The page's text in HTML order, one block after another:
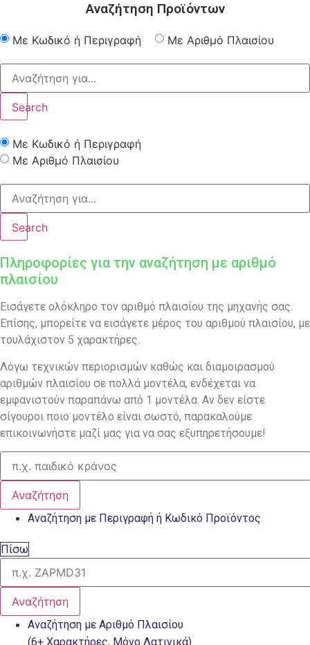
Αναζήτηση Προϊόντων
Με Κωδικό ή Περιγραφή Με Αριθμό Πλαισίου
Search
Με Κωδικό ή Περιγραφή
Με Αριθμό Πλαισίου
Search
Πληροφορίες για την αναζήτηση με αριθμό
πλαισίου
Εισάγετε ολόκληρο τον αριθμό πλαισίου της μηχανής σας.
Επίσης, μπορείτε να εισάγετε μέρος του αριθμού πλαισίου, με
τουλάχιστον 5 χαρακτήρες.
Λόγω τεχνικών περιορισμών καθώς και διαμοιρασμού
αριθμών πλαισίου σε πολλά μοντέλα, ενδέχεται να
εμφανιστούν παραπάνω από 1 μοντέλα. Αν δεν είστε
σίγουροι ποιο μοντέλο είναι σωστό, παρακαλούμε
επικοινωνήστε μαζί μας για να σας εξυπηρετήσουμε!
Αναζήτηση
Αναζήτηση με Περιγραφή ή Κωδικό Προϊόντος
Πίσω
Αναζήτηση
Αναζήτηση με Αριθμό Πλαισίου
(6+ Χαρακτήρες, Μόνο Λατινικά)